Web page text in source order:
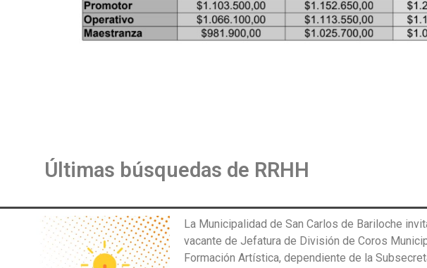
Últimas búsquedas de RRHH
La Municipalidad de San Carlos de Bariloche
vacante de Jefatura de División de Coros
Formación Artística, dependiente de la